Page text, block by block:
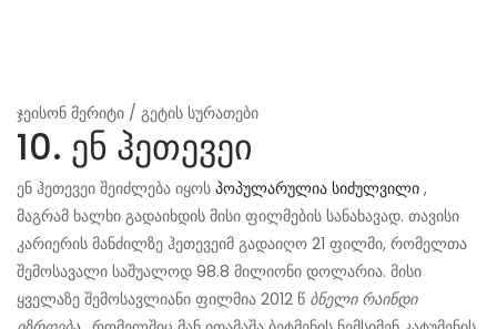
ჯეისონ მერიტი / გეტის სურათები
10. ენ ჰეთევეი
ენ ჰეთევეი შეიძლება იყოს პოპულარულია სიძულვილი ,
მაგრამ ხალხი გადაიხდის მისი ფილმების სანახავად. თავისი
კარიერის მანძილზე ჰეთევეიმ გადაიღო 21 ფილმი, რომელთა
შემოსავალი საშუალოდ 98.8 მილიონი დოლარია. მისი
ყველაზე შემოსავლიანი ფილმია 2012 წ ბნელი რაინდი